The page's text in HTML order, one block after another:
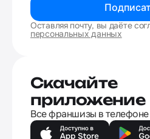
Оставляя почту, вы даёте
персональных данных
Скачайте
приложение
Все франшизы в телефоне